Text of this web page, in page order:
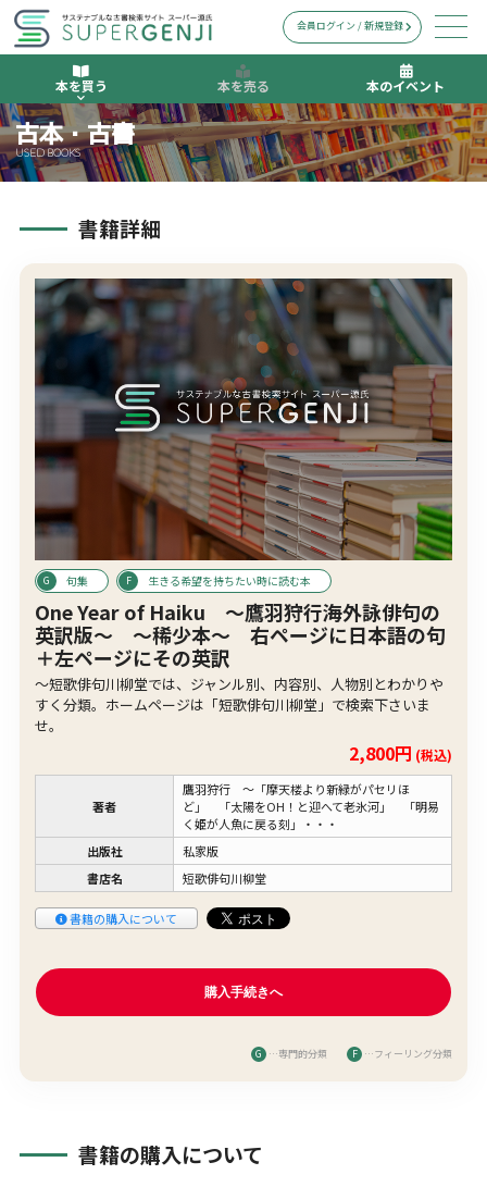
本を買う 本を売る 本のイベント
会員ログイン / 新規登録
古本・古書
USED BOOKS
書籍詳細
句集 生きる希望を持ちたい時に読む本
One Year of Haiku 〜鷹羽狩行海外詠俳句の
英訳版〜 〜稀少本〜 右ページに日本語の句
＋左ページにその英訳
〜短歌俳句川柳堂では、ジャンル別、内容別、人物別とわかりや
すく分類。ホームページは「短歌俳句川柳堂」で検索下さいま
せ。
2,800円 (税込)
著者
鷹羽狩行 〜「摩天楼より新緑がパセリほ
ど」 「太陽をOH！と迎へて老氷河」 「明易
く姫が人魚に戻る刻」・・・
出版社
私家版
書店名
短歌俳句川柳堂
書籍の購入について
G …専門的分類 F …フィーリング分類
書籍の購入について